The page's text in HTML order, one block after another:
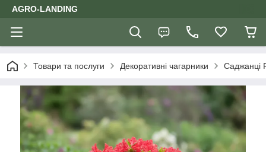
AGRO-LANDING
Товари та послуги Декоративні чагарники Саджанці